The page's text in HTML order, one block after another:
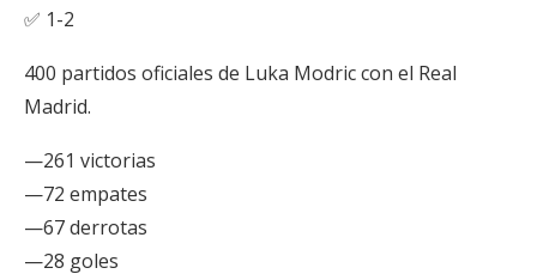
✅ 1-2
400 partidos oficiales de Luka Modric con el Real
Madrid.
—261 victorias
—72 empates
—67 derrotas
—28 goles